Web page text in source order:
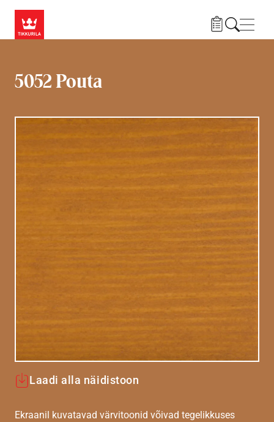
5052 Pouta
Laadi alla näidistoon
Ekraanil kuvatavad värvitoonid võivad tegelikkuses